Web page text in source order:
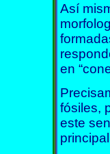
Así
en
fósiles,
este